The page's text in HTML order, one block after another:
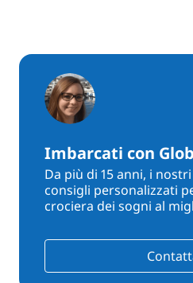
Imbarcati con
Da più di 15 anni, i
consigli personalizzati
crociera dei sogni al